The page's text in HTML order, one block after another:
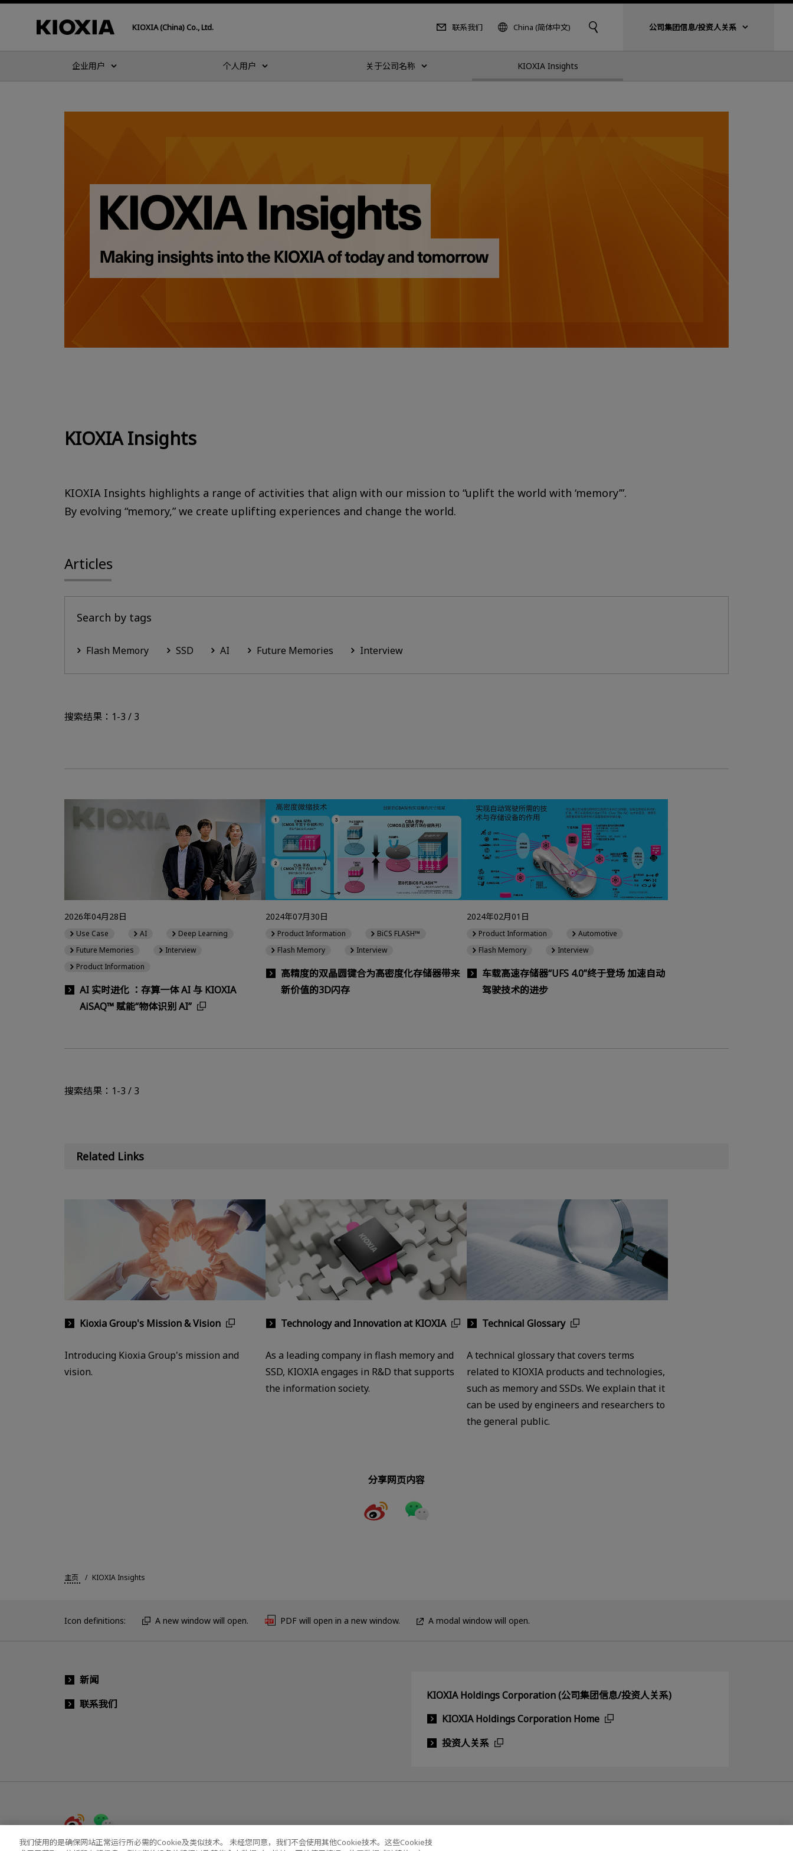
KIOXIA (China) Co., Ltd. 联系我们 China (简体中文) 公司集团信息/投资人关系
企业用户 个人用户 关于公司名称 KIOXIA Insights
KIOXIA Insights
KIOXIA Insights highlights a range of activities that align with our mission to “uplift the world with ‘memory’”.
By evolving “memory,” we create uplifting experiences and change the world.
Articles
Search by tags
Flash Memory SSD AI Future Memories Interview
搜索结果：1-3 / 3
AI 实时进化 ：存算一体 AI 与 KIOXIA
AiSAQ™ 赋能“物体识别 AI”
2026年04月28日
Use Case AI
Deep Learning
Future Memories
Interview
Product Information
高精度的双晶圆键合为高密度化存储器带来
新价值的3D闪存
2024年07月30日
Product Information
BiCS FLASH™
Flash Memory
Interview
车载高速存储器“UFS 4.0”终于登场 加速自动
驾驶技术的进步
2024年02月01日
Product Information
Automotive
Flash Memory
Interview
搜索结果：1-3 / 3
Related Links
Kioxia Group's Mission & Vision
Introducing Kioxia Group's mission and
vision.
Technology and Innovation at KIOXIA
As a leading company in flash memory and
SSD, KIOXIA engages in R&D that supports
the information society.
Technical Glossary
A technical glossary that covers terms
related to KIOXIA products and technologies,
such as memory and SSDs. We explain that it
can be used by engineers and researchers to
the general public.
分享网页内容
主页 KIOXIA Insights
Icon definitions: A new window will open. PDF will open in a new window. A modal window will open.
新闻
联系我们
KIOXIA Holdings Corporation (公司集团信息/投资人关系)
KIOXIA Holdings Corporation Home
投资人关系
我们使用的是确保网站正常运行所必需的Cookie及类似技术。 未经您同意，我们不会使用其他Cookie技术。这些Cookie技